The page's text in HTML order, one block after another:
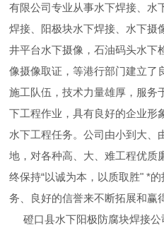
有限公司专业从事水下焊接、水
焊接、阳极块水下焊接、水下摄
井平台水下摄像，石油码头水下
像摄像取证，等港行部门建立了
施工队伍，技术力量雄厚，服务
下工程作业，具有良好的企业形
水下工程任务。公司由小到大、
地，对各种高、大、难工程优质
终保持“以诚为本，以质取胜" *
务、良好的信誉来不断拓展和赢
磴口县水下阳极防腐块焊接公